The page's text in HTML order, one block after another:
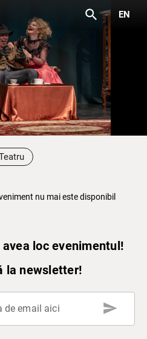
search EN
nu mai este disponibil
loc evenimentul!
la newsletter!
de email aici send